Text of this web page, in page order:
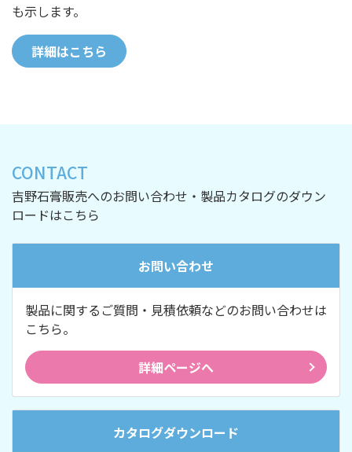
も示します。
詳細はこちら
CONTACT
吉野石膏販売へのお問い合わせ・製品カタログのダウン
ロードはこちら
お問い合わせ
製品に関するご質問・見積依頼などのお問い合わせは
こちら。
詳細ページへ
カタログダウンロード